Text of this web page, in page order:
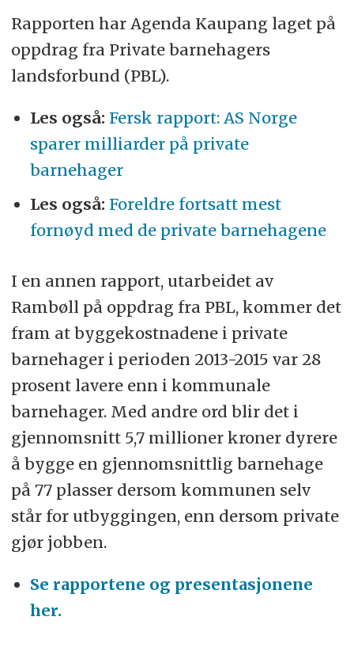
Rapporten har Agenda Kaupang laget på
oppdrag fra Private barnehagers
landsforbund (PBL).
Les også: Fersk rapport: AS Norge
sparer milliarder på private
barnehager
Les også: Foreldre fortsatt mest
fornøyd med de private barnehagene
I en annen rapport, utarbeidet av
Rambøll på oppdrag fra PBL, kommer det
fram at byggekostnadene i private
barnehager i perioden 2013-2015 var 28
prosent lavere enn i kommunale
barnehager. Med andre ord blir det i
gjennomsnitt 5,7 millioner kroner dyrere
å bygge en gjennomsnittlig barnehage
på 77 plasser dersom kommunen selv
står for utbyggingen, enn dersom private
gjør jobben.
Se rapportene og presentasjonene
her.